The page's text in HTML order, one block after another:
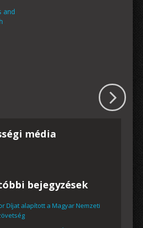
and
média
bejegyzések
Díjat alapított a Magyar Nemzeti